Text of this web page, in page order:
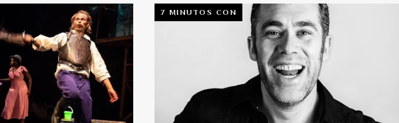
7 MINUTOS CON